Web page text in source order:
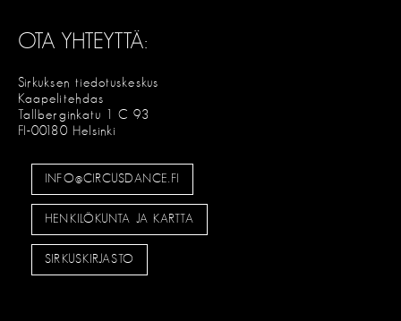
OTA YHTEYTTÄ:
Sirkuksen tiedotuskeskus
Kaapelitehdas
Tallberginkatu 1 C 93
FI-00180 Helsinki
INFO@CIRCUSDANCE.FI
HENKILÖKUNTA JA KARTTA
SIRKUSKIRJASTO